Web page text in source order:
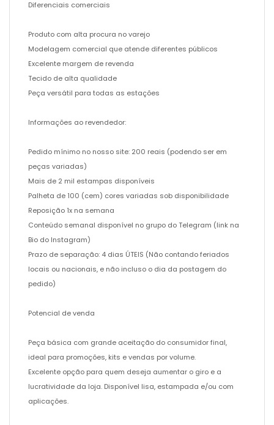
Diferenciais comerciais
Produto com alta procura no varejo
Modelagem comercial que atende diferentes públicos
Excelente margem de revenda
Tecido de alta qualidade
Peça versátil para todas as estações
Informações ao revendedor:
Pedido mínimo no nosso site: 200 reais (podendo ser em
peças variadas)
Mais de 2 mil estampas disponíveis
Palheta de 100 (cem) cores variadas sob disponibilidade
Reposição 1x na semana
Conteúdo semanal disponível no grupo do Telegram (link na
Bio do Instagram)
Prazo de separação: 4 dias ÚTEIS (Não contando feriados
locais ou nacionais, e não incluso o dia da postagem do
pedido)
Potencial de venda
Peça básica com grande aceitação do consumidor final,
ideal para promoções, kits e vendas por volume.
Excelente opção para quem deseja aumentar o giro e a
lucratividade da loja. Disponível lisa, estampada e/ou com
aplicações.